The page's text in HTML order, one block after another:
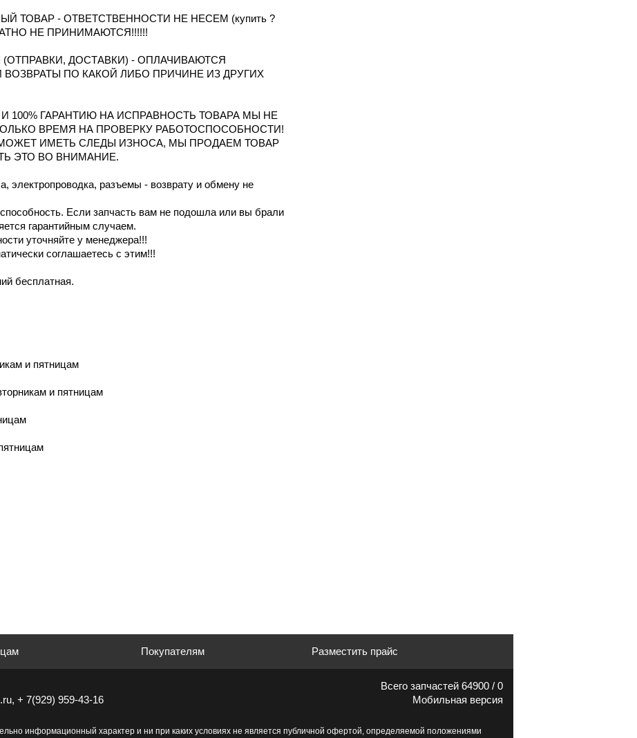
ТОВАР - ОТВЕТСТВЕННОСТИ НЕ НЕСЕМ (купить ?
НЕ ПРИНИМАЮТСЯ!!!!!!
ДОСТАВКИ) - ОПЛАЧИВАЮТСЯ
ПО КАКОЙ ЛИБО ПРИЧИНЕ ИЗ ДРУГИХ
100% ГАРАНТИЮ НА ИСПРАВНОСТЬ ТОВАРА МЫ НЕ
ВРЕМЯ НА ПРОВЕРКУ РАБОТОСПОСОБНОСТИ!
ИМЕТЬ СЛЕДЫ ИЗНОСА, МЫ ПРОДАЕМ ТОВАР
ЭТО ВО ВНИМАНИЕ.
электропроводка, разъемы - возврату и обмену не
Если запчасть вам не подошла или вы брали
гарантийным случаем.
уточняйте у менеджера!!!
соглашаетесь с этим!!!
бесплатная.
и пятницaм
и пятницам
Покупателям Разместить прайс
+ 7(929) 959-43-16
Всего запчастей 64900 / 0
Мобильная версия
информационный характер и ни при каких условиях не является публичной офертой, определяемой положениями